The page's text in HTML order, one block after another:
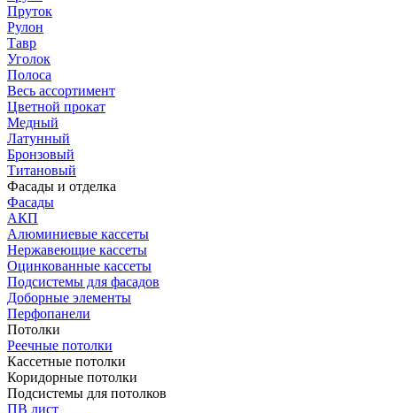
Пруток
Рулон
Тавр
Уголок
Полоса
Весь ассортимент
Цветной прокат
Медный
Латунный
Бронзовый
Титановый
Фасады и отделка
Фасады
АКП
Алюминиевые кассеты
Нержавеющие кассеты
Оцинкованные кассеты
Подсистемы для фасадов
Доборные элементы
Перфопанели
Потолки
Реечные потолки
Кассетные потолки
Коридорные потолки
Подсистемы для потолков
ПВ лист